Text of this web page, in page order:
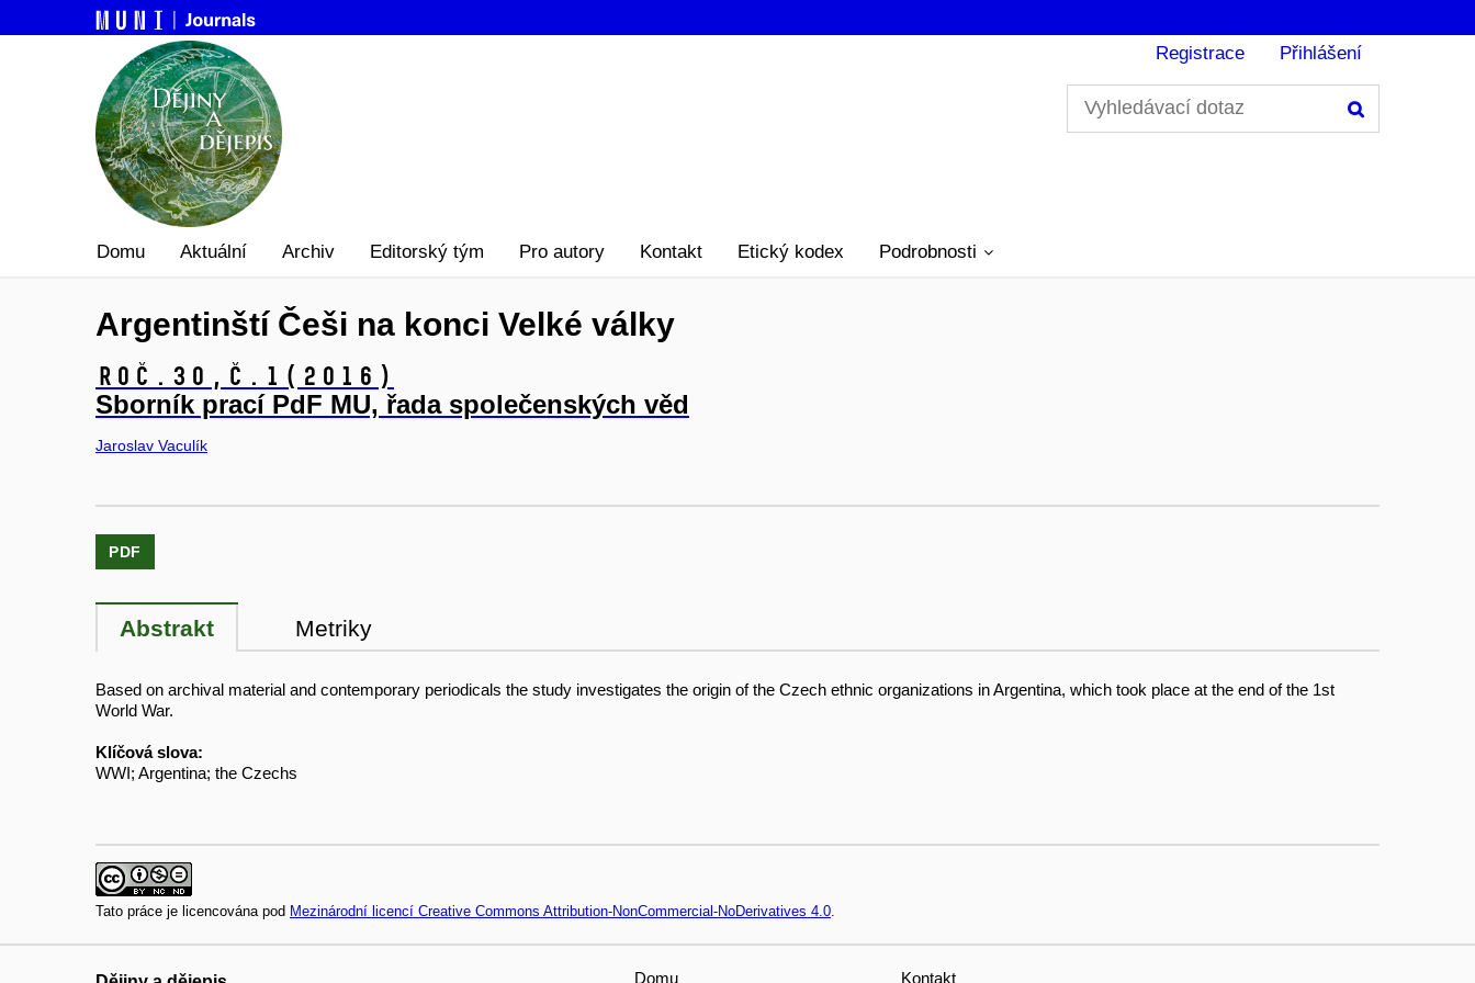
Registrace Přihlášení
Domu Aktuální Archiv Editorský tým Pro autory Kontakt Etický kodex Podrobnosti
Argentinští Češi na konci Velké války
Roč.30, č.1 (2016)
Sborník prací PdF MU, řada společenských věd
Jaroslav Vaculík
PDF
Abstrakt Metriky
Based on archival material and contemporary periodicals the study investigates the origin of the Czech ethnic organizations in Argentina, which took place at the end of the 1st
World War.
Klíčová slova:
WWI; Argentina; the Czechs
Tato práce je licencována pod Mezinárodní licencí Creative Commons Attribution-NonCommercial-NoDerivatives 4.0.
Domu Kontakt